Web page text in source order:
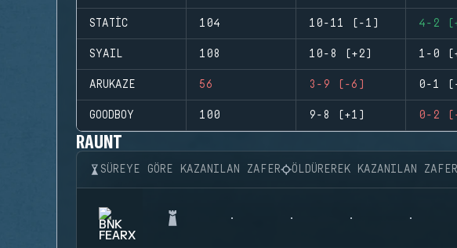
STATIC 104 10-11 (-1) 4-2
SYAIL 108 10-8 (+2) 1-0
ARUKAZE 56 3-9 (-6) 0-1
GOODBOY 100 9-8 (+1) 0-2
RAUNT
SÜREYE GÖRE KAZANILAN ZAFER ÖLDÜREREK KAZANILAN ZAFER